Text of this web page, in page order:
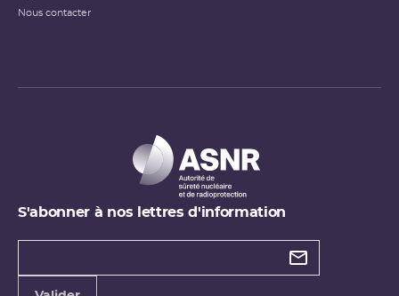
Nous contacter
S'abonner à nos lettres d'information
Types de